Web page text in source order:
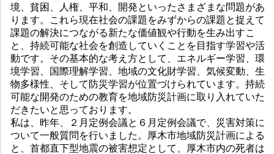
境、貧困、人権、平和、開発といったさまざまな問題があ
ります。これら現在社会の課題をみずからの課題と捉えて
課題の解決につながる新たな価値観や行動を生み出すこ
と、持続可能な社会を創造していくことを目指す学習や活
動です。その基本的な考え方として、エネルギー学習、環
境学習、国際理解学習、地域の文化財学習、気候変動、生
物多様性、そして防災学習が位置づけられています。持続
可能な開発のための教育を地域防災計画に取り入れていた
だきたいと思っております。
私は、昨年、２月定例会議と６月定例会議で、災害対策に
ついて一般質問を行いました。厚木市地域防災計画による
と、首都直下型地震の被害想定として、厚木市内の死者は